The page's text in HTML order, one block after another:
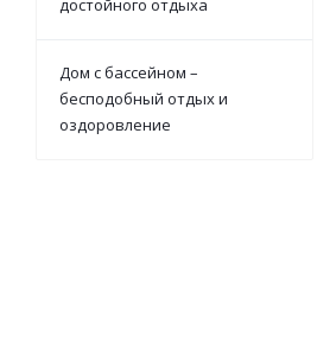
достойного отдыха
Дом с бассейном –
бесподобный отдых и
оздоровление